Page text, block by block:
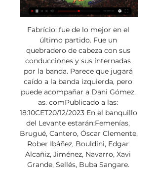
Fabrício: fue de lo mejor en el
último partido. Fue un
quebradero de cabeza con sus
conducciones y sus internadas
por la banda. Parece que jugará
caído a la banda izquierda, pero
puede acompañar a Dani Gómez.
as. comPublicado a las:
18:10CET20/12/2023 En el banquillo
del Levante estarán:Femenías,
Brugué, Cantero, Óscar Clemente,
Rober Ibáñez, Bouldini, Edgar
Alcañiz, Jiménez, Navarro, Xavi
Grande, Sellés, Buba Sangare.